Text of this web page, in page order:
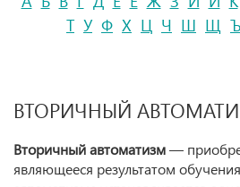
Т У Ф Х Ц Ч Ш Щ Ъ
ВТОРИЧНЫЙ
Вторичный автоматизм—
являющееся результатом